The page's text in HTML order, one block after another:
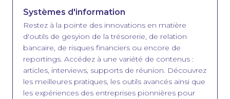
Systèmes d'information
Restez à la pointe des innovations en matière
d'outils de gesyion de la trésorerie, de relation
bancaire, de risques financiers ou encore de
reportings. Accédez à une variété de contenus :
articles, interviews, supports de réunion. Découvrez
les meilleures pratiques, les outils avancés ainsi que
les expériences des entreprises pionnières pour